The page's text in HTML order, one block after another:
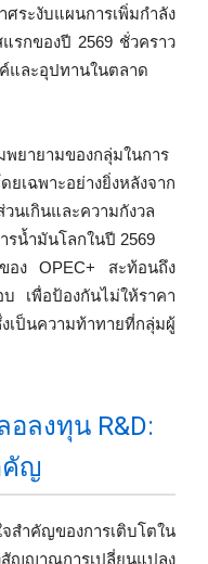
ระงับแผนการเพิ่มกำลัง
รกของปี 2569 ชั่วคราว
และอุปทานในตลาด
พยายามของกลุ่มในการ
เฉพาะอย่างยิ่งหลังจาก
นเกินและความกังวล
รน้ำมันโลกในปี 2569
อง OPEC+ สะท้อนถึง
เพื่อป้องกันไม่ให้ราคา
ป็นความท้าทายที่กลุ่มผู้
ลงทุน R&D:
คัญ
สำคัญของการเติบโตใน
ญญาณการเปลี่ยนแปลง